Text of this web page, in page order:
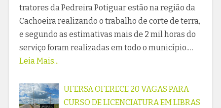
tratores da Pedreira Potiguar estão na região da
Cachoeira realizando o trabalho de corte de terra,
e segundo as estimativas mais de 2 mil horas do
serviço foram realizadas em todo o município.…
Leia Mais...
UFERSA OFERECE 20 VAGAS PARA
CURSO DE LICENCIATURA EM LIBRAS